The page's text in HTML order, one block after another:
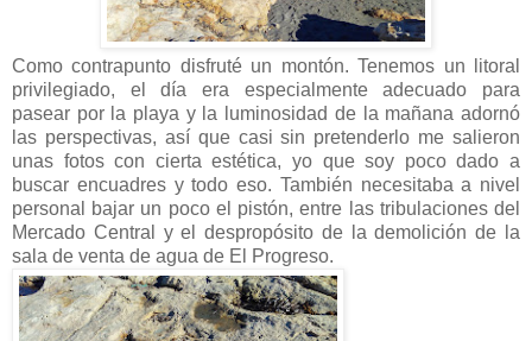
Como contrapunto disfruté un montón. Tenemos un litoral
privilegiado, el día era especialmente adecuado para
pasear por la playa y la luminosidad de la mañana adornó
las perspectivas, así que casi sin pretenderlo me salieron
unas fotos con cierta estética, yo que soy poco dado a
buscar encuadres y todo eso. También necesitaba a nivel
personal bajar un poco el pistón, entre las tribulaciones del
Mercado Central y el despropósito de la demolición de la
sala de venta de agua de El Progreso.